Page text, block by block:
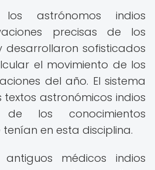
astrónomos indios
precisas de los
desarrollaron sofisticados
el movimiento de los
del año. El sistema
astronómicos indios
los conocimientos
en esta disciplina.
médicos indios